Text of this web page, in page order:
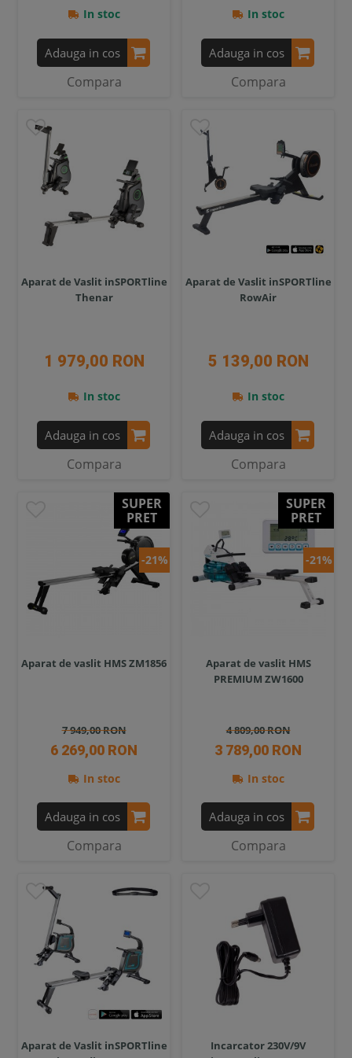
In stoc
Adauga in cos
Compara
In stoc
Adauga in cos
Compara
Aparat de Vaslit inSPORTline
Thenar
1 979,00 RON
In stoc
Adauga in cos
Compara
Aparat de Vaslit inSPORTline
RowAir
5 139,00 RON
In stoc
Adauga in cos
Compara
SUPER
PRET
-21%
Aparat de vaslit HMS ZM1856
7 949,00 RON
6 269,00 RON
In stoc
Adauga in cos
Compara
SUPER
PRET
-21%
Aparat de vaslit HMS
PREMIUM ZW1600
4 809,00 RON
3 789,00 RON
In stoc
Adauga in cos
Compara
Aparat de Vaslit inSPORTline
Incarcator 230V/9V